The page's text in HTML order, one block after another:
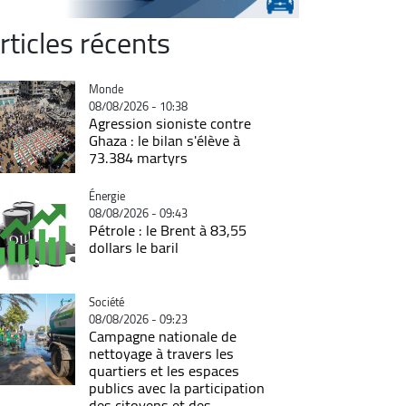
récents
Catégorie
Monde
08/08/2026 - 10:38
Agression sioniste contre
Ghaza : le bilan s'élève à
73.384 martyrs
Catégorie
Énergie
08/08/2026 - 09:43
Pétrole : le Brent à 83,55
dollars le baril
Catégorie
Société
08/08/2026 - 09:23
Campagne nationale de
nettoyage à travers les
quartiers et les espaces
publics avec la participation